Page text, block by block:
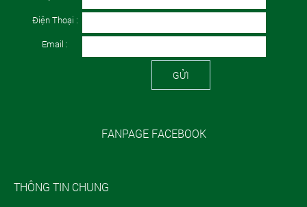
Điện Thoại :
Email :
GỬI
FANPAGE FACEBOOK
THÔNG TIN CHUNG